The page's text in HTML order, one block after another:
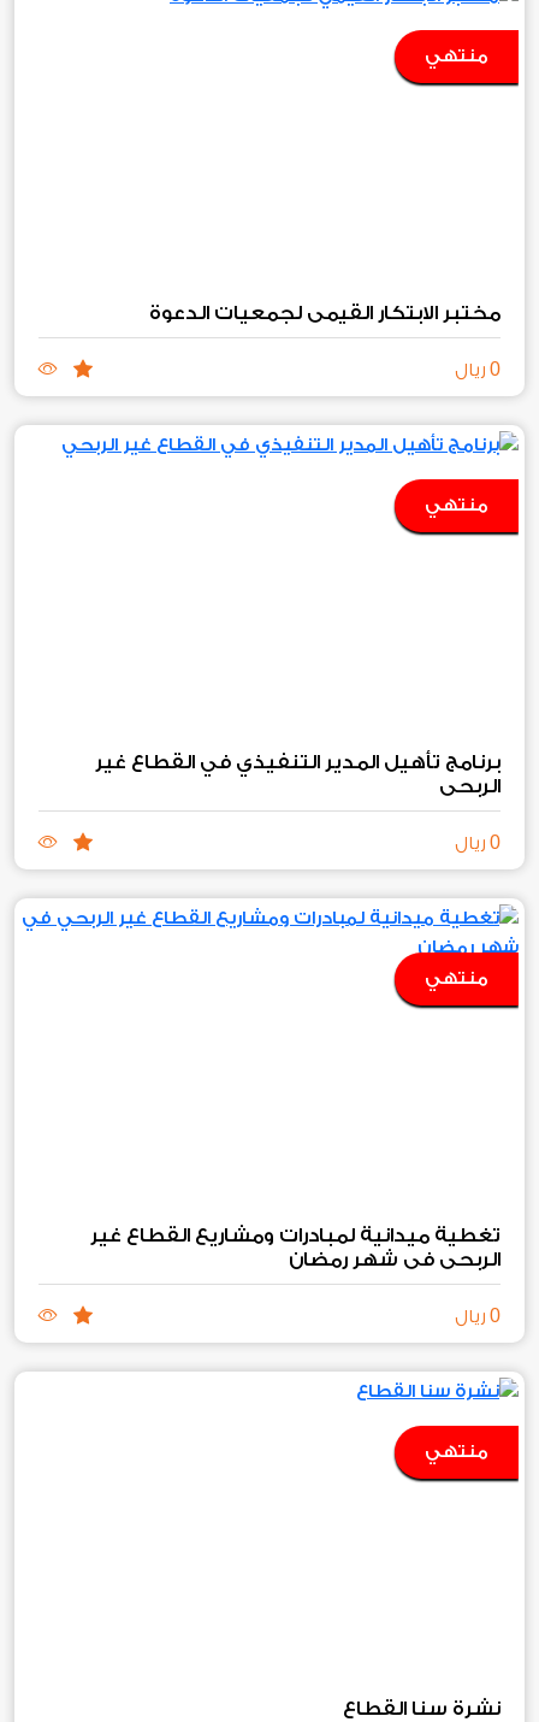
منتهي
مختبر الابتكار القيمي لجمعيات الدعوة
0 ريال
منتهي
برنامج تأهيل المدير التنفيذي في القطاع غير
الربحي
0 ريال
منتهي
تغطية ميدانية لمبادرات ومشاريع القطاع غير
الربحي في شهر رمضان
0 ريال
منتهي
نشرة سنا القطاع